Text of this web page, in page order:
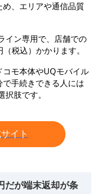
め、エリアや通信品質
イン専用で、店舗での
税込）かかります。
モ本体やUQモバイル
手続きできる人には
肢です。
イト
だが端末返却が条